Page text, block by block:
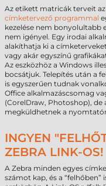
Az etikett matricák terveit
címketervező programmal
kezelése nem bonyolultabb
nem igényel. Egy irodai
alakíthatja ki a
vagy akár egyszínű
Az eszközhöz a Windows
bocsátjuk. Telepítés után a
is egyszerűen tudnak
Office alkalmazáscsomag
(CorelDraw, Photoshop),
megküldhetnek a
INGYEN
ZEBRA LINK-OS!
A Zebra minden egyes
számot kap, és a